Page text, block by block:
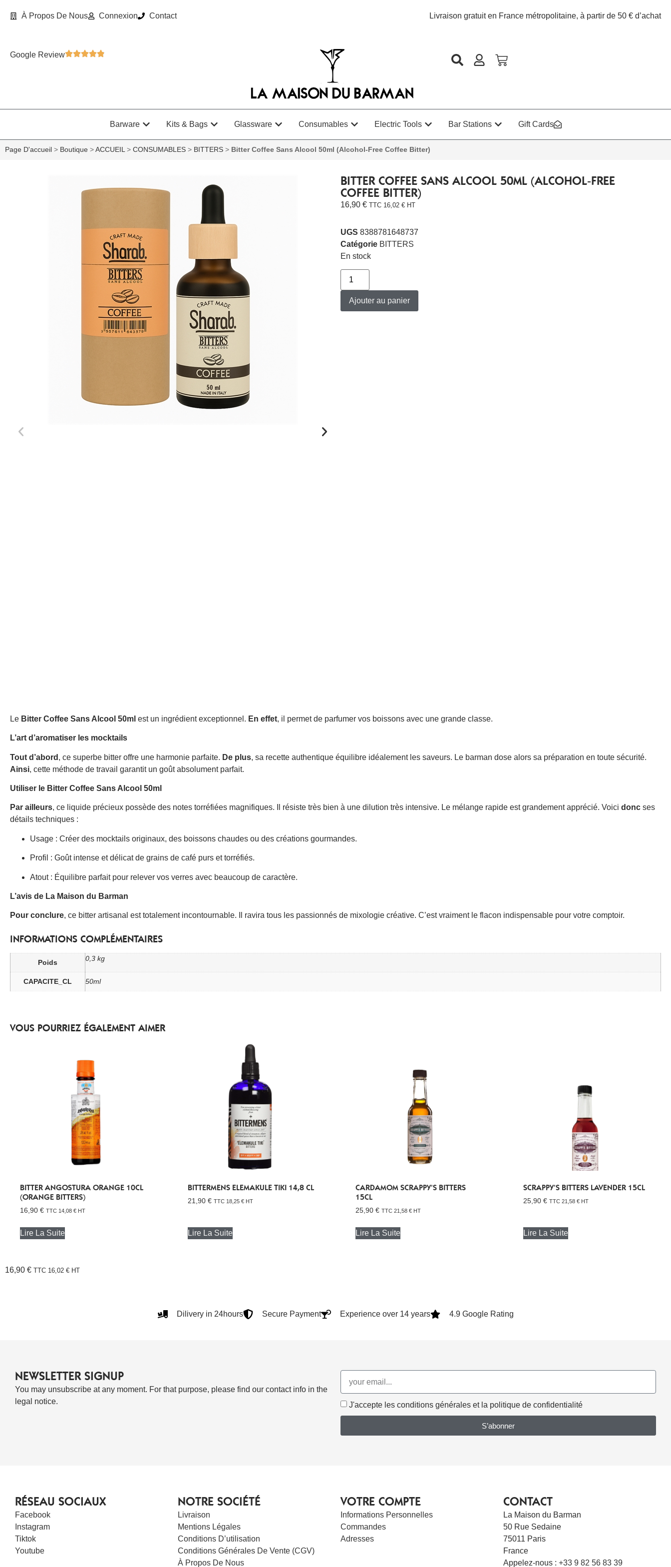
À Propos De Nous Connexion Contact Livraison gratuit en France métropolitaine, à partir de 50 € d’achat
Google Review
Barware Kits & Bags Glassware Consumables Electric Tools Bar Stations Gift Cards
Page D'accueil > Boutique > ACCUEIL> CONSUMABLES > BITTERS > Bitter Coffee Sans Alcool 50ml (Alcohol-Free Coffee Bitter)
BITTER COFFEE SANS ALCOOL 50ML (ALCOHOL-FREE
COFFEE BITTER)
16,90 € TTC 16,02 € HT
UGS 8388781648737
Catégorie BITTERS
En stock
Ajouter au panier
Le Bitter Coffee Sans Alcool 50ml est un ingrédient exceptionnel. En effet, il permet de parfumer vos boissons avec une grande classe.
L’art d’aromatiser les mocktails
Tout d’abord , ce superbe bitter offre une harmonie parfaite. De plus, sa recette authentique équilibre idéalement les saveurs. Le barman dose alors sa préparation en toute sécurité.
Ainsi, cette méthode de travail garantit un goût absolument parfait.
Utiliser le Bitter Coffee Sans Alcool 50ml
Par ailleurs, ce liquide précieux possède des notes torréfiées magnifiques. Il résiste très bien à une dilution très intensive. Le mélange rapide est grandement apprécié. Voici donc ses
détails techniques :
Usage : Créer des mocktails originaux, des boissons chaudes ou des créations gourmandes.
Profil : Goût intense et délicat de grains de café purs et torréfiés.
Atout : Équilibre parfait pour relever vos verres avec beaucoup de caractère.
L’avis de La Maison du Barman
Pour conclure, ce bitter artisanal est totalement incontournable. Il ravira tous les passionnés de mixologie créative. C’est vraiment le flacon indispensable pour votre comptoir.
INFORMATIONS COMPLÉMENTAIRES
Poids 0,3 kg
CAPACITE_CL 50ml
VOUS POURRIEZ ÉGALEMENT AIMER
BITTER ANGOSTURA ORANGE 10CL
(ORANGE BITTERS)
16,90 € TTC 14,08 € HT
Lire La Suite
BITTERMENS ELEMAKULE TIKI 14,8 CL
21,90 € TTC 18,25 € HT
Lire La Suite
CARDAMOM SCRAPPY’S BITTERS
15CL
25,90 € TTC 21,58 € HT
Lire La Suite
SCRAPPY’S BITTERS LAVENDER 15CL
25,90 € TTC 21,58 € HT
Lire La Suite
16,90 € TTC 16,02 € HT
Dilivery in 24hours Secure Payment Experience over 14 years 4.9 Google Rating
NEWSLETTER SIGNUP
You may unsubscribe at any moment. For that purpose, please find our contact info in the
legal notice.
J'accepte les conditions générales et la politique de confidentialité
S’abonner
RÉSEAU SOCIAUX
Facebook
Instagram
Tiktok
Youtube
NOTRE SOCIÉTÉ
Livraison
Mentions Légales
Conditions D’utilisation
Conditions Générales De Vente (CGV)
À Propos De Nous
VOTRE COMPTE
Informations Personnelles
Commandes
Adresses
CONTACT
La Maison du Barman
50 Rue Sedaine
75011 Paris
France
Appelez-nous : +33 9 82 56 83 39